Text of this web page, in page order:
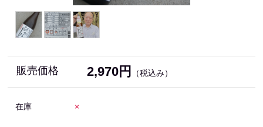
販売価格 2,970円 （税込み）
在庫 ×